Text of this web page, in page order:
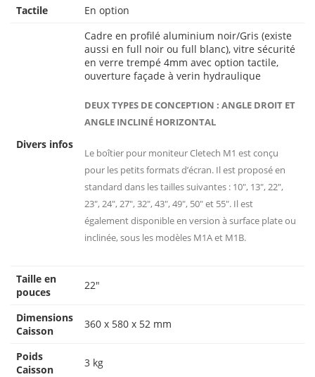
Tactile En option
Divers infos
Cadre en profilé aluminium noir/Gris (existe
aussi en full noir ou full blanc), vitre sécurité
en verre trempé 4mm avec option tactile,
ouverture façade à verin hydraulique
DEUX TYPES DE CONCEPTION : ANGLE DROIT ET
ANGLE INCLINÉ HORIZONTAL
Le boîtier pour moniteur Cletech M1 est conçu
pour les petits formats d’écran. Il est proposé en
standard dans les tailles suivantes : 10″, 13″, 22″,
23″, 24″, 27″, 32″, 43″, 49″, 50″ et 55″. Il est
également disponible en version à surface plate ou
inclinée, sous les modèles M1A et M1B.
Taille en
pouces
22″
Dimensions
Caisson
360 x 580 x 52 mm
Poids
Caisson
3 kg